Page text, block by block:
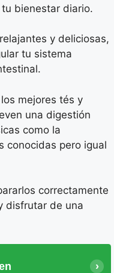
bienestar diario.
y deliciosas,
tu sistema
mejores tés y
una digestión
como la
conocidas pero igual
correctamente
disfrutar de una